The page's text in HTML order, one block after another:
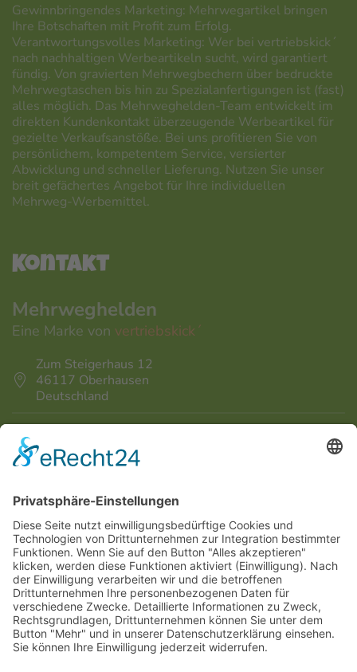
Gewinnbringendes Marketing: Mehrwegartikel bringen
Ihre Botschaften mit Profit zum Erfolg.
Verantwortungsvolles Marketing: Wer bei vertriebskick´
nach nachhaltigen Werbeartikeln sucht, wird garantiert
fündig. Von gravierten Mehrwegbechern über bedruckte
Mehrwegtaschen bis hin zu Spezialanfertigungen ist (fast)
alles möglich. Das Mehrweghelden-Team entwickelt im
direkten Kundenkontakt überzeugende Werbeartikel für
gezielte Verkaufsanstöße. Bei uns profitieren Sie von
persönlichem, kompetentem Service, versierter
Abwicklung und schneller Lieferung. Nutzen Sie unser
breit gefächertes Angebot für Ihre individuellen
Mehrweg-Werbemittel.
Kontakt
Mehrweghelden
Eine Marke von vertriebskick´
Zum Steigerhaus 12
46117 Oberhausen
Deutschland
info@vertriebskick.de
+49 208 - 708 164 - 0
News von Mehrweghelden erhalten
Mehrweghelden auf Facebook
Bitte beachten Sie, dass wir ausschließlich
Gewerbetreibende und Vereine beliefern.
Privatpersonen sind von unserem Verkaufsangebot
ausgeschlossen. Unsere Preise sind immer zzgl.
gesetzlicher MwSt zu verstehen.